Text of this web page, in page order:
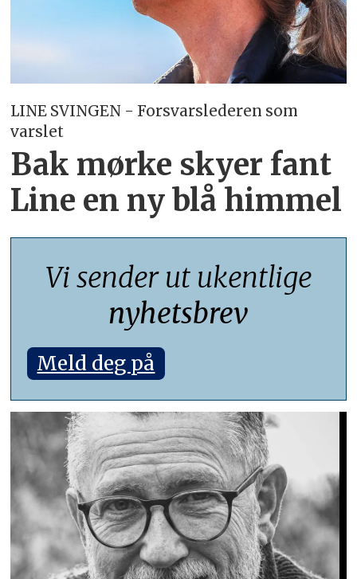
LINE SVINGEN - Forsvarslederen som
varslet
Bak mørke skyer fant
Line en ny blå himmel
Vi sender ut ukentlige
nyhetsbrev
Meld deg på